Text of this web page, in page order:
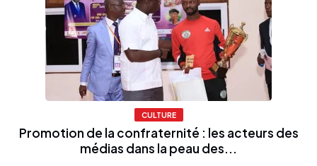
CULTURE
Promotion de la confraternité : les acteurs des
médias dans la peau des...